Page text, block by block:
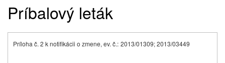
Príbalový leták
Príloha č. 2 k notifikácii o zmene, ev. č.: 2013/01309; 2013/03449